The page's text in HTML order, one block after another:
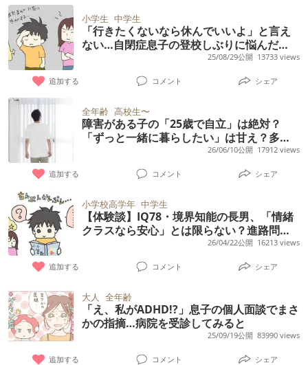
小学生 中学生
「行きたくないなら休んでいいよ」と言え
ない…自閉症息子の登校しぶりに悩んだ
25/08/29公開 13733 views
追加する コメント シェア
全年齢 高校生〜
障害がある子の「25歳で自立」は絶対？
「ずっと一緒に暮らしたい」は甘え？多様
化する住まい選びと親の葛藤26/06/10公開 17912 views
追加する コメント シェア
小学校高学年 中学生
【体験談】IQ78・境界知能の長男、「情緒
クラスなら安心」とは限らない？進路問題
26/04/22公開 16213 views
追加する コメント シェア
大人 全年齢
「え、私がADHD!?」息子の個人面談でまさ
かの指摘…病院を受診してみると
25/09/19公開 83990 views
追加する コメント シェア